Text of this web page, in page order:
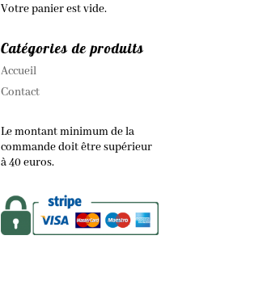
Votre panier est vide.
Catégories de produits
Accueil
Contact
Le montant minimum de la
commande doit être supérieur
à 40 euros.